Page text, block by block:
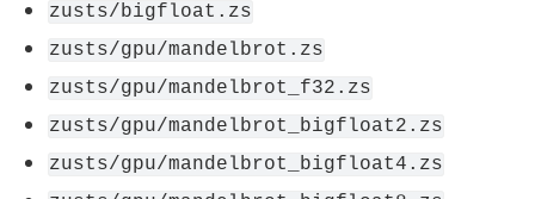
zusts/bigfloat.zs
zusts/gpu/mandelbrot.zs
zusts/gpu/mandelbrot_f32.zs
zusts/gpu/mandelbrot_bigfloat2.zs
zusts/gpu/mandelbrot_bigfloat4.zs